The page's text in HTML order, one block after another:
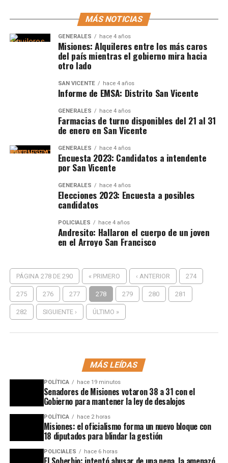
MÁS NOTICIAS
GENERALES hace 4 años
Misiones: Alquileres entre los más caros
del país mientras el gobierno mira hacia
otro lado
SAN VICENTE hace 4 años
Informe de EMSA: Distrito San Vicente
GENERALES hace 4 años
Farmacias de turno disponibles del 21 al 31
de enero en San Vicente
GENERALES hace 4 años
Encuesta 2023: Candidatos a intendente
por San Vicente
GENERALES hace 4 años
Elecciones 2023: Encuesta a posibles
candidatos
POLICIALES hace 4 años
Andresito: Hallaron el cuerpo de un joven
en el Arroyo San Francisco
PÁGINA 278 DE 290 « PRIMERO ‹ ANTERIOR 274
275 276 277 278 279 280 281
282 SIGUIENTE › ÚLTIMO »
MÁS LEÍDAS
POLÍTICA hace 19 minutos
Senadores de Misiones votaron 38 a 31 con el
Gobierno para mantener la ley de desalojos
POLÍTICA hace 2 horas
Misiones: el oficialismo forma un nuevo bloque con
18 diputados para blindar la gestión
POLICIALES hace 6 horas